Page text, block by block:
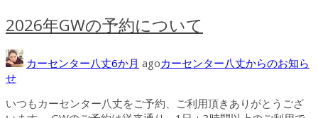
2026年GWの予約について
カーセンター八丈6か月 agoカーセンター八丈からのお知ら
せ
いつもカーセンター八丈をご予約、ご利用頂きありがとうござ